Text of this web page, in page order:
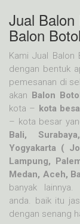
Jual Balon
Balon
Kami Jual Balon
dengan bentuk
pemesanan di
akan Balon
kota – kota
– kota besar
Bali,
Yogyakarta (
Lampung,
Medan, Aceh,
banyak
anda. baik itu
dengan senang